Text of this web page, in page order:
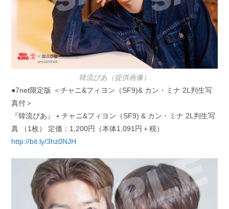
韓流ぴあ（提供画像）
●7net限定版 ＜チャニ&フィヨン（SF9)& カン・ミナ 2L判生写
真付＞
『韓流ぴあ』＋チャニ&フィヨン（SF9) & カン・ミナ 2L判生写
真 （1枚） 定価：1,200円（本体1,091円＋税）
http://bit.ly/3hz0NJH